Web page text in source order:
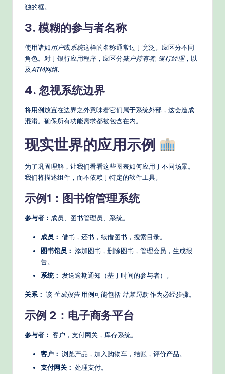
独的框。
3. 模糊的参与者名称
使用诸如用户或系统这样的名称通常过于宽泛。应区分不同
角色。对于银行应用程序，应区分账户持有者, 银行经理，以
及ATM网络
4. 忽视系统边界
将用例放置在边界之外意味着它们属于系统外部，这会造成
混淆。确保所有功能需求都被包含在内。
现实世界的应用示例
为了巩固理解，让我们看看这些图表如何应用于不同场景。
我们将描述组件，而不依赖于特定的软件工具。
示例1：图书馆管理系统
参与者： 成员、图书管理员、系统。
成员： 借书，还书，续借图书，搜索目录。
图书馆员： 添加图书，删除图书，管理会员，生成报
告。
系统： 发送逾期通知（基于时间的参与者）。
关系： 该 生成报告用例可能包括 计算罚款作为必经步骤。
示例 2：电子商务平台
参与者： 客户，支付网关，库存系统。
客户： 浏览产品，加入购物车，结账，评价产品。
支付网关： 处理支付。